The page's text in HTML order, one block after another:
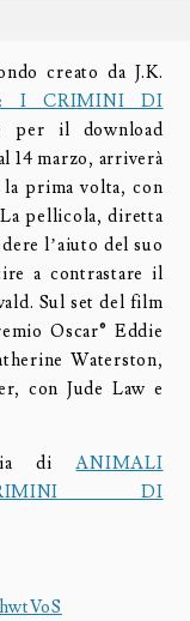
creato da J.K.
I CRIMINI DI
per il download
14 marzo, arriverà
prima volta, con
pellicola, diretta
l’aiuto del suo
a contrastare il
Sul set del film
Oscar® Eddie
Waterston,
con Jude Law e
diANIMALI
DI